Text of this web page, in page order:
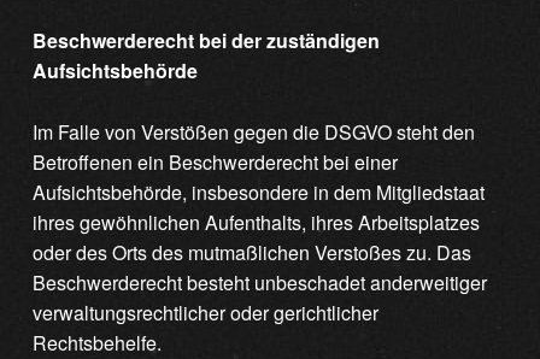
Beschwerderecht bei der zuständigen
Aufsichtsbehörde
Im Falle von Verstößen gegen die DSGVO steht den
Betroffenen ein Beschwerderecht bei einer
Aufsichtsbehörde, insbesondere in dem Mitgliedstaat
ihres gewöhnlichen Aufenthalts, ihres Arbeitsplatzes
oder des Orts des mutmaßlichen Verstoßes zu. Das
Beschwerderecht besteht unbeschadet anderweitiger
verwaltungsrechtlicher oder gerichtlicher
Rechtsbehelfe.